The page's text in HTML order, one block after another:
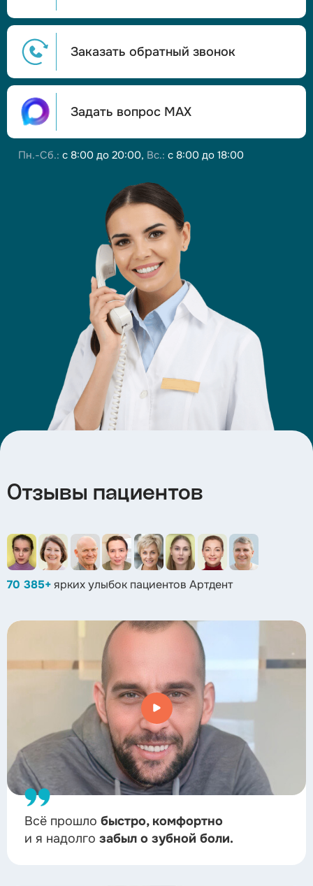
Заказать обратный звонок
Задать вопрос МАХ
Пн.-Сб.: с 8:00 до 20:00, Вс.: с 8:00 до 18:00
Отзывы пациентов
70 385+ярких улыбок пациентов Артдент
Всё прошло быстро, комфортно
и я надолго забыл о зубной боли.